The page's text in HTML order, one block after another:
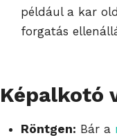
például a kar
forgatás
Képalkotó
Röntgen: Bár a